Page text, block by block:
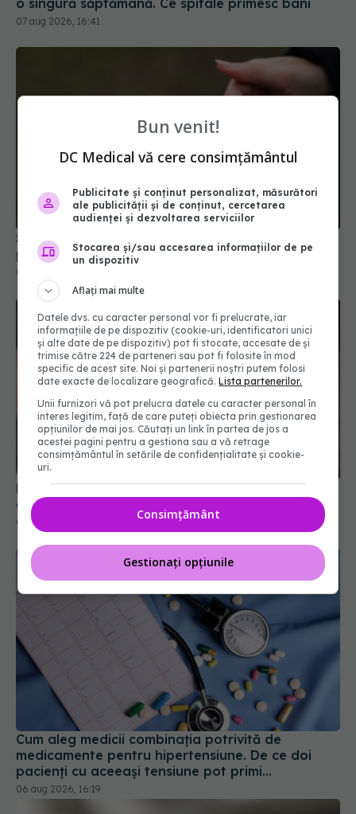
Statul acordă un sprijin de 15.000 de lei. Cine
poate depune cererea din 17 august
04 aug 2026, 21:01
Medicii de la Fundeni demontează unul dintre
cele mai răspândite mituri despre diabet
06 aug 2026, 11:52
Cum aleg medicii combinația potrivită de
medicamente pentru hipertensiune. De ce doi
pacienți cu aceeași tensiune pot primi
tratamente diferite
06 aug 2026, 16:19
Bun venit!
DC Medical vă cere consimțământul
Publicitate și conținut personalizat, măsurători
ale publicității și de conținut, cercetarea
audienței și dezvoltarea serviciilor
Stocarea și/sau accesarea informațiilor de pe
un dispozitiv
Aflați mai multe
Datele dvs. cu caracter personal vor fi prelucrate, iar
informațiile de pe dispozitiv (cookie-uri, identificatori unici
și alte date de pe dispozitiv) pot fi stocate, accesate de și
trimise către 224 de parteneri sau pot fi folosite în mod
specific de acest site. Noi și partenerii noștri putem folosi
date exacte de localizare geografică.Lista partenerilor.
Unii furnizori vă pot prelucra datele cu caracter personal în
interes legitim, față de care puteți obiecta prin gestionarea
opțiunilor de mai jos. Căutați un link în partea de jos a
acestei pagini pentru a gestiona sau a vă retrage
consimțământul în setările de confidențialitate și cookie-
uri.
Consimțământ
Gestionați opțiunile